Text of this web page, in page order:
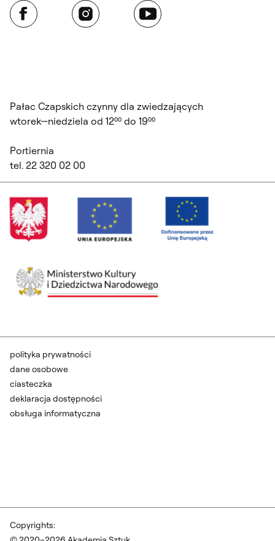
Facebook Instagram YouTube
Pałac Czapskich czynny dla zwiedzających
wtorek—niedziela od 12⁰⁰ do 19⁰⁰
Portiernia
tel. 22 320 02 00
Copyrights:
polityka prywatności
dane osobowe
ciasteczka
deklaracja dostępności
obsługa informatyczna